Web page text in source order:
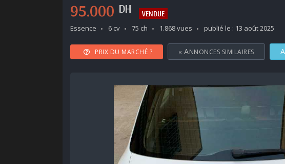
95.000 DH VENDUE
Essence 6 cv 75 ch 1.868 vues publié le : 13 août 2025
PRIX DU MARCHÉ ? « ANNONCES SIMILAIRES